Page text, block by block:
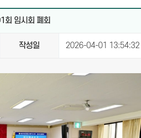
회 임시회 폐회
작성일 2026-04-01 13:54:32